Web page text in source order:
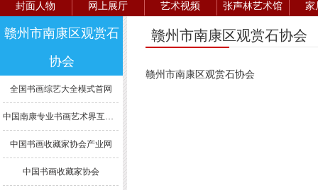
封面人物
网上展厅 艺术视频 张声林艺术馆 家
赣州市南康区观赏石
协会
全国书画综艺大全模式首网
中国南康专业书画艺术界互联网模式综合大全
中国书画收藏家协会产业网
中国书画收藏家协会
赣州市南康区观赏石协会
赣州市南康区观赏石协会